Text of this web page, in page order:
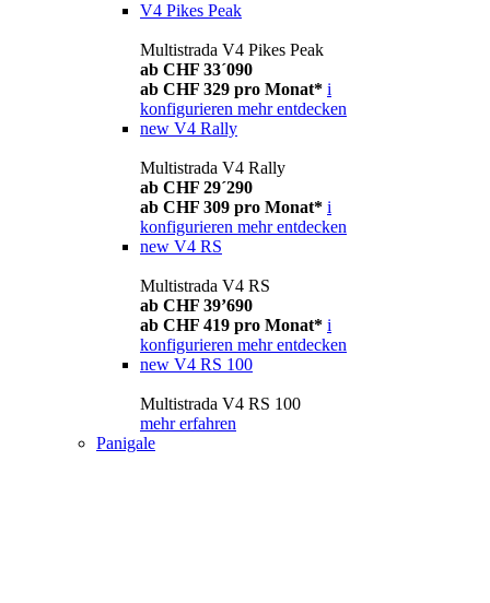
V4 Pikes Peak
Multistrada V4 Pikes Peak
ab CHF 33´090
ab CHF 329 pro Monat* i
konfigurieren mehr entdecken
new V4 Rally
Multistrada V4 Rally
ab CHF 29´290
ab CHF 309 pro Monat* i
konfigurieren mehr entdecken
new V4 RS
Multistrada V4 RS
ab CHF 39’690
ab CHF 419 pro Monat* i
konfigurieren mehr entdecken
new V4 RS 100
Multistrada V4 RS 100
mehr erfahren
Panigale